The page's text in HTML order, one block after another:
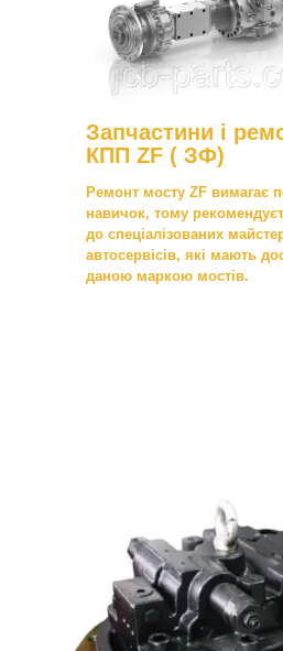
Запчастини і
КПП ZF ( ЗФ)
Ремонт мосту ZF вимагає
навичок, тому
до спеціалізованих
автосервісів, які мають
даною маркою мостів.